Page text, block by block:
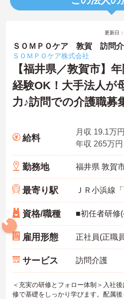
更新日
ＳＯＭＰＯケア 敦賀 訪問介
ＳＯＭＰＯケア株式会社
【福井県／敦賀市】
経験OK！大手法人が
力♪訪問での介護職募
給料
勤務地
最寄り駅
資格/職種
雇用形態 正社員(正職
サービス 訪問介護
＜充実の研修とフォロー体制＞入社
修で基礎をしっかり学びます。配属